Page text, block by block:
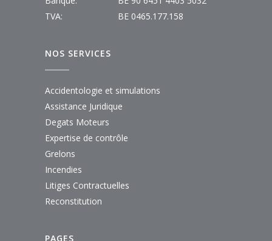
TVA:
BE 0465.177.158
NOS SERVICES
Accidentologie et simulations
Assistance Juridique
Degats Moteurs
Expertise de contrôle
Grelons
Incendies
Litiges Contractuelles
Reconstitution
PAGES